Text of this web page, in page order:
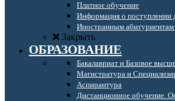
Платное обучение
Информация о поступлении
Иностранным
Закрыть
ОБРАЗОВАНИЕ
Бакалавриат и Базовое
Магистратура и
Аспирантура
Дистанционное обучение.